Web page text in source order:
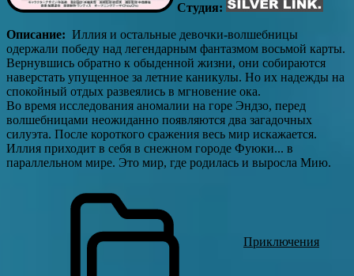
Студия:
Описание: Иллия и остальные девочки-волшебницы
одержали победу над легендарным фантазмом восьмой карты.
Вернувшись обратно к обыденной жизни, они собираются
наверстать упущенное за летние каникулы. Но их надежды на
спокойный отдых развеялись в мгновение ока.
Во время исследования аномалии на горе Эндзо, перед
волшебницами неожиданно появляются два загадочных
силуэта. После короткого сражения весь мир искажается.
Иллия приходит в себя в снежном городе Фуюки... в
параллельном мире. Это мир, где родилась и выросла Мию.
Приключения